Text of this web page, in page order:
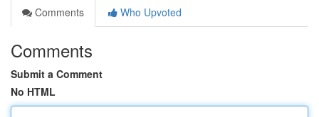
Comments
Who Upvoted
Comments
Submit a Comment
No HTML